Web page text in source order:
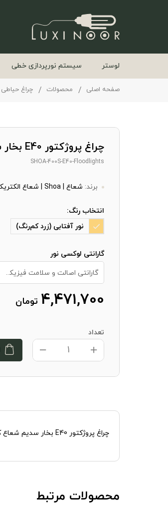
لوستر سیستم نورپردازی خطی
صفحه اصلی محصولات چراغ حیاطی
چراغ پروژکتور E40 بخار سدیم شعاع کد 400S
SHOA-400S-E40-Floodlights
برند: شعاع | Shoa | شعاع الکتریک
انتخاب رنگ:
نور آفتابی (زرد کم‌رنگ)
گارانتی لوکسی نور
گارانتی اصالت و سلامت فیزیکی کالا + 10 سال خدمات پس از فروش
4,471,700 تومان
تعداد
چراغ پروژکتور E40 بخار سدیم شعاع کد 400S
محصولات مرتبط